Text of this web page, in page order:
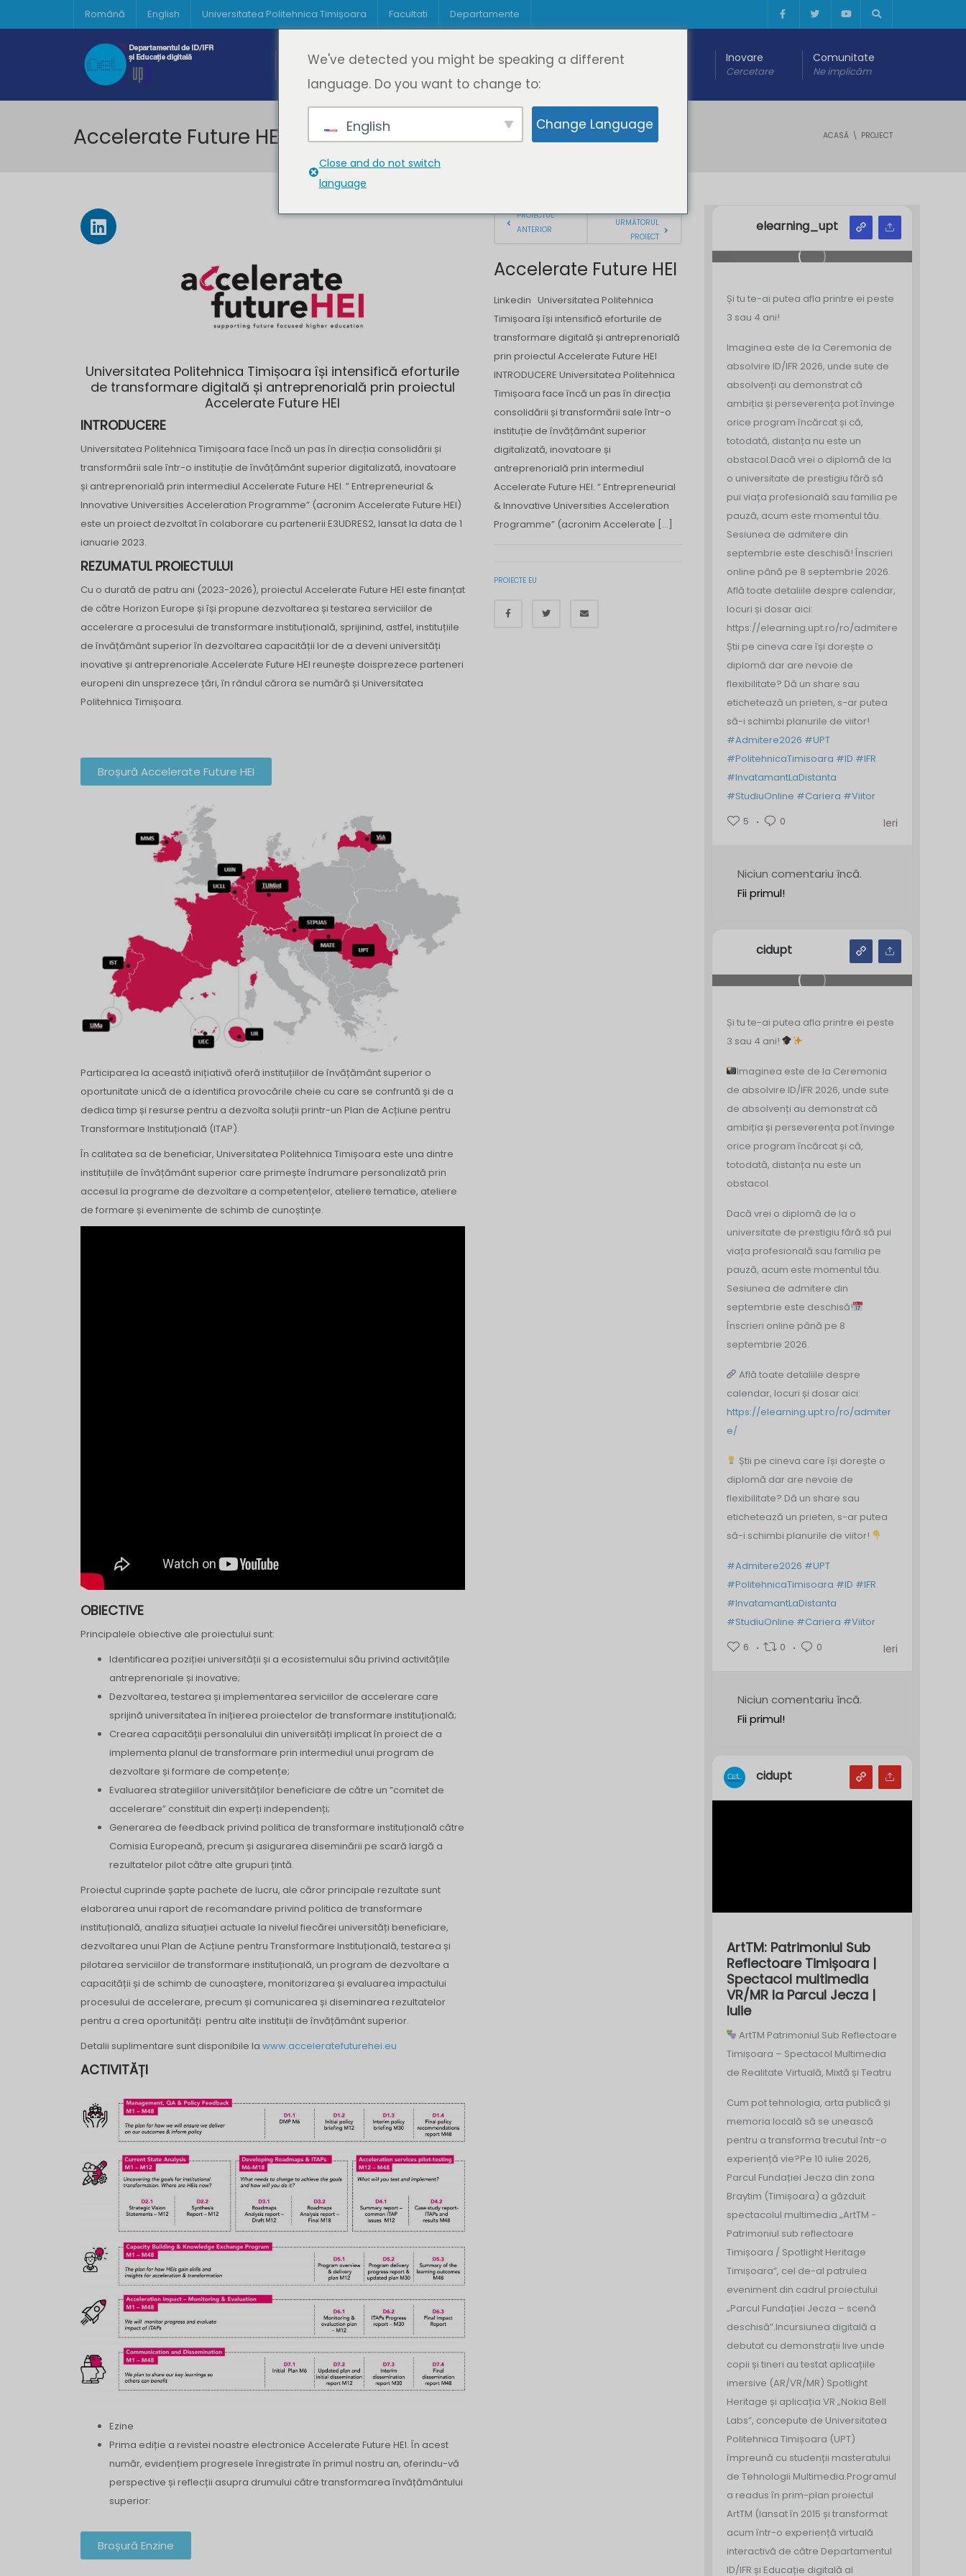
Română English Universitatea Politehnica Timișoara Facultati Departamente
Acasă Despre DeL
Cine suntem
Educație
Oferta de cursuri
Educație digitală Inovare
Cercetare
Comunitate
Ne implicăm
Accelerate Future HEI ACASĂ PROJECT
Universitatea Politehnica Timișoara își intensifică eforturile
de transformare digitală și antreprenorială prin proiectul
Accelerate Future HEI
INTRODUCERE
Universitatea Politehnica Timișoara face încă un pas în direcția consolidării și
transformării sale într-o instituție de învățământ superior digitalizată, inovatoare
și antreprenorială prin intermediul Accelerate Future HEI. ” Entrepreneurial &
Innovative Universities Acceleration Programme” (acronim Accelerate Future HEI)
este un proiect dezvoltat în colaborare cu partenerii E3UDRES2, lansat la data de 1
ianuarie 2023.
REZUMATUL PROIECTULUI
Cu o durată de patru ani (2023-2026), proiectul Accelerate Future HEI este finanțat
de către Horizon Europe și își propune dezvoltarea și testarea serviciilor de
accelerare a procesului de transformare instituțională, sprijinind, astfel, instituțiile
de învățământ superior în dezvoltarea capacității lor de a deveni universități
inovative și antreprenoriale.Accelerate Future HEI reunește doisprezece parteneri
europeni din unsprezece țări, în rândul cărora se numără și Universitatea
Politehnica Timișoara.
Broșură Accelerate Future HEI
Participarea la această inițiativă oferă instituțiilor de învățământ superior o
oportunitate unică de a identifica provocările cheie cu care se confruntă și de a
dedica timp și resurse pentru a dezvolta soluții printr-un Plan de Acțiune pentru
Transformare Instituțională (ITAP).
În calitatea sa de beneficiar, Universitatea Politehnica Timișoara este una dintre
instituțiile de învățământ superior care primește îndrumare personalizată prin
accesul la programe de dezvoltare a competențelor, ateliere tematice, ateliere
de formare și evenimente de schimb de cunoștințe.
OBIECTIVE
Principalele obiective ale proiectului sunt:
Identificarea poziției universității și a ecosistemului său privind activitățile
antreprenoriale și inovative;
Dezvoltarea, testarea și implementarea serviciilor de accelerare care
sprijină universitatea în inițierea proiectelor de transformare instituțională;
Crearea capacității personalului din universități implicat în proiect de a
implementa planul de transformare prin intermediul unui program de
dezvoltare și formare de competențe;
Evaluarea strategiilor universităților beneficiare de către un ”comitet de
accelerare” constituit din experți independenți;
Generarea de feedback privind politica de transformare instituțională către
Comisia Europeană, precum și asigurarea diseminării pe scară largă a
rezultatelor pilot către alte grupuri țintă.
Proiectul cuprinde șapte pachete de lucru, ale căror principale rezultate sunt
elaborarea unui raport de recomandare privind politica de transformare
instituțională, analiza situației actuale la nivelul fiecărei universități beneficiare,
dezvoltarea unui Plan de Acțiune pentru Transformare Instituțională, testarea și
pilotarea serviciilor de transformare instituțională, un program de dezvoltare a
capacității și de schimb de cunoaștere, monitorizarea și evaluarea impactului
procesului de accelerare, precum și comunicarea și diseminarea rezultatelor
pentru a crea oportunități pentru alte instituții de învățământ superior.
Detalii suplimentare sunt disponibile la www.acceleratefuturehei.eu
ACTIVITĂȚI
Ezine
Prima ediție a revistei noastre electronice Accelerate Future HEI. În acest
număr, evidențiem progresele înregistrate în primul nostru an, oferindu-vă
perspective și reflecții asupra drumului către transformarea învățământului
superior:
Broșură Enzine
PROIECTUL
ANTERIOR
URMĂTORUL
PROIECT
Accelerate Future HEI
Linkedin Universitatea Politehnica
Timișoara își intensifică eforturile de
transformare digitală și antreprenorială
prin proiectul Accelerate Future HEI
INTRODUCERE Universitatea Politehnica
Timișoara face încă un pas în direcția
consolidării și transformării sale într-o
instituție de învățământ superior
digitalizată, inovatoare și
antreprenorială prin intermediul
Accelerate Future HEI. ” Entrepreneurial
& Innovative Universities Acceleration
Programme” (acronim Accelerate […]
PROIECTE EU
elearning_upt
Și tu te-ai putea afla printre ei peste
3 sau 4 ani!
Imaginea este de la Ceremonia de
absolvire ID/IFR 2026, unde sute de
absolvenți au demonstrat că
ambiția și perseverența pot învinge
orice program încărcat și că,
totodată, distanța nu este un
obstacol.Dacă vrei o diplomă de la
o universitate de prestigiu fără să
pui viața profesională sau familia pe
pauză, acum este momentul tău.
Sesiunea de admitere din
septembrie este deschisă! Înscrieri
online până pe 8 septembrie 2026.
Află toate detaliile despre calendar,
locuri și dosar aici:
https://elearning.upt.ro/ro/admitere/
Știi pe cineva care își dorește o
diplomă dar are nevoie de
flexibilitate? Dă un share sau
etichetează un prieten, s-ar putea
să-i schimbi planurile de viitor!
#Admitere2026 #UPT
#PolitehnicaTimisoara #ID #IFR
#InvatamantLaDistanta
#StudiuOnline #Cariera #Viitor
5
0 Ieri
Niciun comentariu încă.
Fii primul!
cidupt
Și tu te-ai putea afla printre ei peste
3 sau 4 ani!
Imaginea este de la Ceremonia
de absolvire ID/IFR 2026, unde sute
de absolvenți au demonstrat că
ambiția și perseverența pot învinge
orice program încărcat și că,
totodată, distanța nu este un
obstacol.
Dacă vrei o diplomă de la o
universitate de prestigiu fără să pui
viața profesională sau familia pe
pauză, acum este momentul tău.
Sesiunea de admitere din
septembrie este deschisă!
Înscrieri online până pe 8
septembrie 2026.
Află toate detaliile despre
calendar, locuri și dosar aici:
https://elearning.upt.ro/ro/admiter
e/
Știi pe cineva care își dorește o
diplomă dar are nevoie de
flexibilitate? Dă un share sau
etichetează un prieten, s-ar putea
să-i schimbi planurile de viitor!
#Admitere2026 #UPT
#PolitehnicaTimisoara #ID #IFR
#InvatamantLaDistanta
#StudiuOnline #Cariera #Viitor
6
0 0 Ieri
Niciun comentariu încă.
Fii primul!
cidupt
ArtTM: Patrimoniul Sub
Reflectoare Timișoara |
Spectacol multimedia
VR/MR la Parcul Jecza |
Iulie
ArtTM Patrimoniul Sub Reflectoare
Timișoara – Spectacol Multimedia
de Realitate Virtuală, Mixtă și Teatru
Cum pot tehnologia, arta publică și
memoria locală să se unească
pentru a transforma trecutul într-o
experiență vie?Pe 10 iulie 2026,
Parcul Fundației Jecza din zona
Braytim (Timișoara) a găzduit
spectacolul multimedia „ArtTM -
Patrimoniul sub reflectoare
Timișoara / Spotlight Heritage
Timișoara”, cel de-al patrulea
eveniment din cadrul proiectului
„Parcul Fundației Jecza – scenă
deschisă”.Incursiunea digitală a
debutat cu demonstrații live unde
copii și tineri au testat aplicațiile
imersive (AR/VR/MR) Spotlight
Heritage și aplicația VR „Nokia Bell
Labs”, concepute de Universitatea
Politehnica Timișoara (UPT)
împreună cu studenții masteratului
de Tehnologii Multimedia.Programul
a readus în prim-plan proiectul
ArtTM (lansat în 2015 și transformat
acum într-o experiență virtuală
interactivă de către Departamentul
ID/IFR și Educație digitală al
We've detected you might be speaking a different
language. Do you want to change to:
English Change Language
Close and do not switch
language